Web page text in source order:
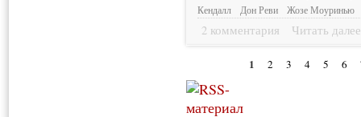
Кендалл
Дон Реви Жозе Моуринью
2 комментария Читать далее
1 2 3 4 5 6